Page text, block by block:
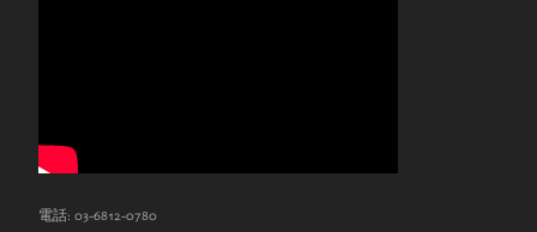
電話: 03-6812-0780